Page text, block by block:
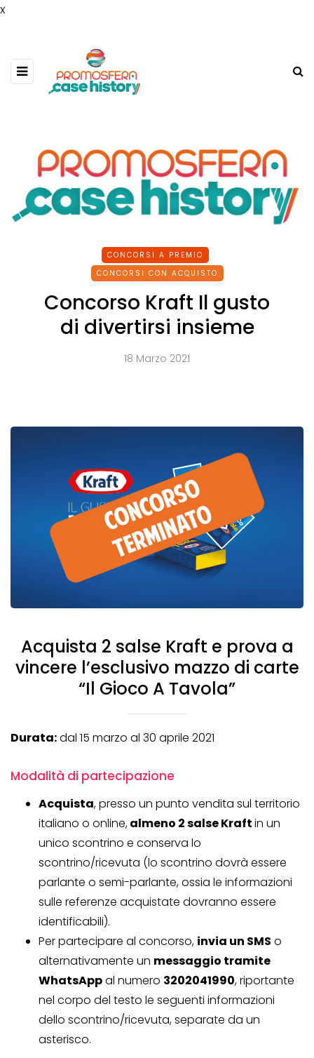
x
CONCORSI A PREMIO
CONCORSI CON ACQUISTO
Concorso Kraft Il gusto
di divertirsi insieme
18 Marzo 2021
Acquista 2 salse Kraft e prova a
vincere l’esclusivo mazzo di carte
“Il Gioco A Tavola”
Durata:dal 15 marzo al 30 aprile 2021
Modalità di partecipazione
Acquista, presso un punto vendita sul territorio
italiano o online,almeno 2 salse Kraftin un
unico scontrino e conserva lo
scontrino/ricevuta (lo scontrino dovrà essere
parlante o semi-parlante, ossia le informazioni
sulle referenze acquistate dovranno essere
identificabili).
Per partecipare al concorso, invia un SMS o
alternativamente un messaggio tramite
WhatsAppal numero 3202041990, riportante
nel corpo del testo le seguenti informazioni
dello scontrino/ricevuta, separate da un
asterisco.